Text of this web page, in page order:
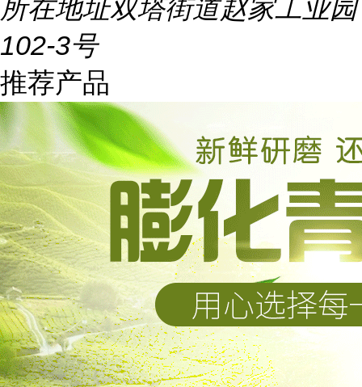
所在地址双塔街道赵家工业园
102-3号
推荐产品